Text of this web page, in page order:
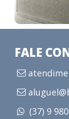
FALE
(37) 9